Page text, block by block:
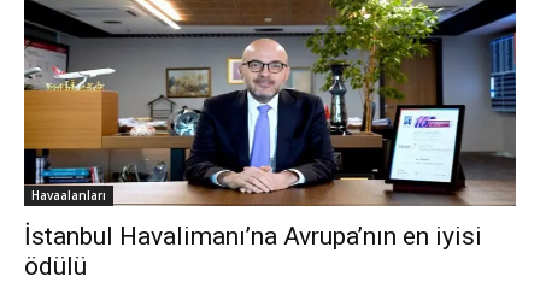
Havaalanları
İstanbul Havalimanı’na Avrupa’nın en iyisi
ödülü